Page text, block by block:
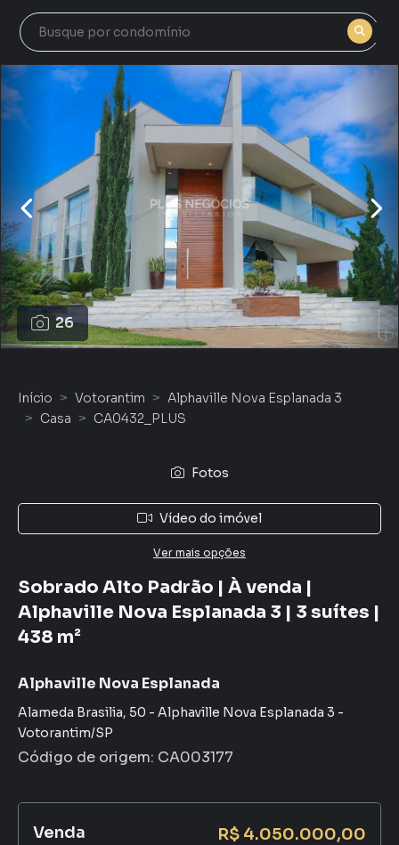
26
Início Votorantim
Alphaville Nova Esplanada 3
Casa
CA0432_PLUS
Fotos
Vídeo do imóvel
Ver mais opções
Sobrado Alto Padrão | À venda |
Alphaville Nova Esplanada 3 | 3 suítes |
438 m²
Alphaville Nova Esplanada
Alameda Brasilia, 50 - Alphaville Nova Esplanada 3 -
Votorantim/SP
Código de origem: CA003177
Venda R$ 4.050.000,00